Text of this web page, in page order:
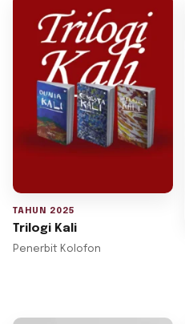
TAHUN 2025
Trilogi Kali
Penerbit Kolofon